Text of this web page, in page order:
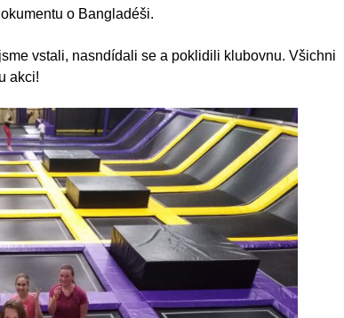
o Bangladéši.
vstali, nasndídali se a poklidili klubovnu. Všichni
akci!